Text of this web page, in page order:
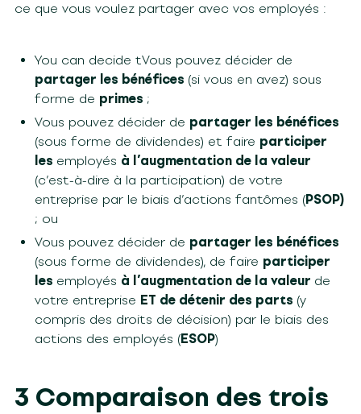
ce que vous voulez partager avec vos employés :
You can decide tVous pouvez décider de
partager les bénéfices (si vous en avez) sous
forme de primes ;
Vous pouvez décider de partager les bénéfices
(sous forme de dividendes) et faire participer
les employés à l’augmentation de la valeur
(c’est-à-dire à la participation) de votre
entreprise par le biais d’actions fantômes (PSOP)
; ou
Vous pouvez décider de partager les bénéfices
(sous forme de dividendes), de faire participer
les employés à l’augmentation de la valeur de
votre entreprise ET de détenir des parts (y
compris des droits de décision) par le biais des
actions des employés (ESOP)
3 Comparaison des trois